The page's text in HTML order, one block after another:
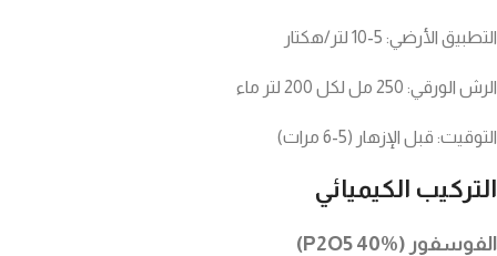
التطبيق الأرضي: 5-10 لتر/هكتار
الرش الورقي: 250 مل لكل 200 لتر ماء
التوقيت: قبل الإزهار (5-6 مرات)
التركيب الكيميائي
الفوسفور (P2O5 40%)